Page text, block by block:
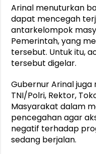
Arinal menuturkan
dapat mencegah
antarkelompok
Pemerintah, yang
tersebut. Untuk itu,
tersebut digelar.
Gubernur Arinal
TNI/Polri, Rektor,
Masyarakat dalam
pencegahan agar
negatif terhadap
sedang berjalan.